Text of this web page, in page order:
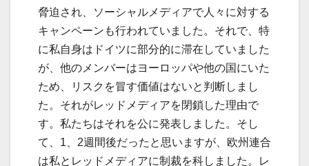
脅迫され、ソーシャルメディアで人々に対する
キャンペーンも行われていました。それで、特
に私自身はドイツに部分的に滞在していました
が、他のメンバーはヨーロッパや他の国にいた
ため、リスクを冒す価値はないと判断しまし
た。それがレッドメディアを閉鎖した理由で
す。私たちはそれを公に発表しました。そし
て、1、2週間後だったと思いますが、欧州連合
は私とレッドメディアに制裁を科しました。レ